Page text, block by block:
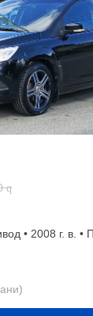
q
• 2008 г. в. •